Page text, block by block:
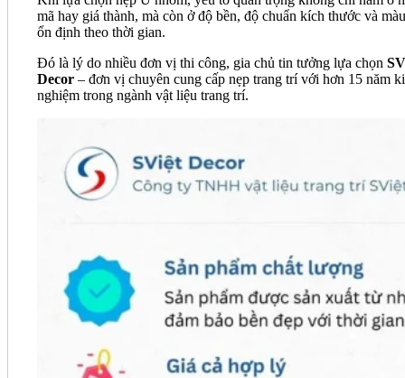
mã hay giá thành, mà còn ở độ bền, độ chuẩn kích thước và
ổn định theo thời gian.
Đó là lý do nhiều đơn vị thi công, gia chủ tin tưởng lựa chọn
Decor – đơn vị chuyên cung cấp nẹp trang trí với hơn 15 năm
nghiệm trong ngành vật liệu trang trí.